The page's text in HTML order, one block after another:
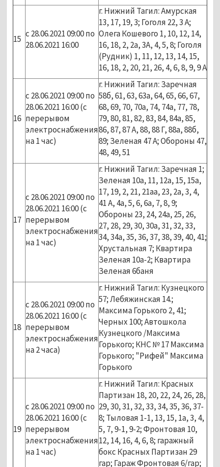
15 с 28.06.2021 09:00 по
28.06.2021 16:00
г. Нижний Тагил: Амурская
13, 17, 19, 3; Гоголя 22, 3 А;
Олега Кошевого 1, 10, 12, 14,
16, 18, 2, 2а, 3А, 4, 5, 8; Гоголя
(Рудник) 1, 11, 12, 13, 14, 15,
16, 18, 2, 20, 21, 26, 4, 6, 8, 9, 9 А
16
с 28.06.2021 09:00 по
28.06.2021 16:00 (с
перерывом
электроснабжения
на 1 час)
г. Нижний Тагил: Заречная
58б, 61, 63, 63а, 64, 65, 66, 67,
68, 69, 70, 70а, 74, 74а, 77, 78,
79, 80, 81, 82, 83, 84, 84а, 85,
86, 87, 87 А, 88, 88 Г, 88а, 88б,
89; Зеленая 47 А; Обороны 47,
48, 49, 51
17
с 28.06.2021 09:00 по
28.06.2021 16:00 (с
перерывом
электроснабжения
на 1 час)
г. Нижний Тагил: Заречная 1;
Зеленая 10а, 11, 12а, 15, 15а,
17, 19, 2, 21, 21аа, 23, 2а, 3, 4,
41 А, 4а, 5, 6, 6а, 7, 8, 9;
Обороны 23, 24, 24а, 25, 26,
27, 28, 29, 30, 30а, 31, 32, 33,
34, 34а, 35, 36, 37, 38, 39, 40, 41;
Хрустальная 7; Квартира
Зеленая 10а-2; Квартира
Зеленая 6баня
18
с 28.06.2021 09:00 по
28.06.2021 16:00 (с
перерывом
электроснабжения
на 2 часа)
г. Нижний Тагил: Кузнецкого
57; Лебяжинская 14.;
Максима Горького 2, 41;
Черных 100; Автошкола
Кузнецкого /Максима
Горького; КНС № 17 Максима
Горького; "Рифей" Максима
Горького
19
с 28.06.2021 09:00 по
28.06.2021 16:00 (с
перерывом
электроснабжения
на 1 час)
г. Нижний Тагил: Красных
Партизан 18, 20, 22, 24, 26, 28,
29, 30, 31, 32, 33, 34, 35, 36, 37-
8; Тыловая 1-1, 13, 15, 1а, 3, 4,
5, 7, 9-1, 9-2; Фронтовая 10,
12, 14, 16, 4, 6, 8; гаражный
бокс Красных Партизан 29
гар; Гараж Фронтовая 6/гар;